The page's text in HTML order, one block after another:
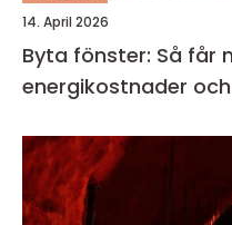
14. April 2026
Byta fönster: Så får
energikostnader